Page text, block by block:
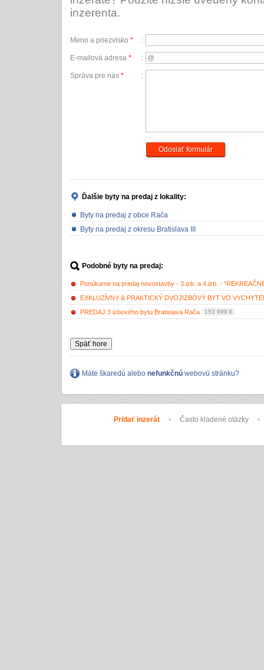
inzerenta.
Meno a priezvisko * :
E-mailová adresa * :
Správa pre nás * :
Odoslať formulár
Ďalšie byty na predaj z lokality:
Byty na predaj z obce Rača
Byty na predaj z okresu Bratislava III
Podobné byty na predaj:
Ponúkame na predaj novostavby - 3.izb. a 4.izb. -
EXKLUZĺVNY & PRAKTICKÝ DVOJIZBOVÝ BYT VO
PREDAJ 3 izbového bytu Bratislava Rača
153 999 €
Späť hore
Máte škaredú alebo nefunkčnú webovú stránku?
Pridať inzerát • Často kladené otázky •